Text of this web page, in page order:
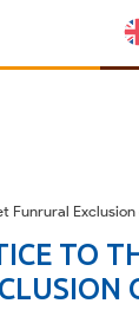
Funrural Exclusion
TO